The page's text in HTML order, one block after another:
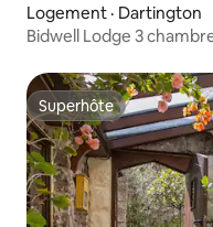
Logement · Dartington
Bidwell Lodge 3
Superhôte
Superhôte